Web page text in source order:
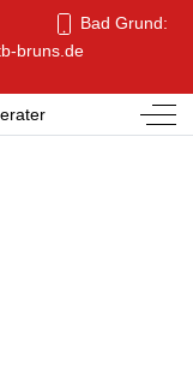
Bad Grund:
bruns.de
Off-